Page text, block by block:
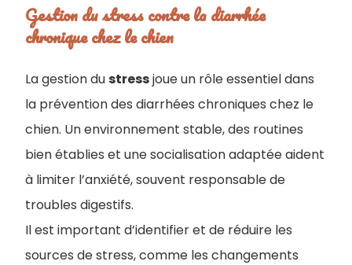
Gestion du stress contre la diarrhée
chronique chez le chien
La gestion dustressjoue un rôle essentiel dans
la prévention des diarrhées chroniques chez le
chien. Un environnement stable, des routines
bien établies et une socialisation adaptée aident
à limiter l’anxiété, souvent responsable de
troubles digestifs.
Il est important d’identifier et de réduire les
sources de stress, comme les changements